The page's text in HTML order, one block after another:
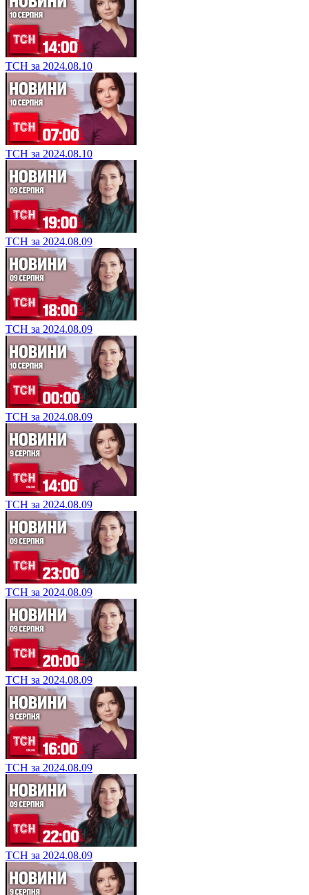
ТСН за 2024.08.10
ТСН за 2024.08.10
ТСН за 2024.08.09
ТСН за 2024.08.09
ТСН за 2024.08.09
ТСН за 2024.08.09
ТСН за 2024.08.09
ТСН за 2024.08.09
ТСН за 2024.08.09
ТСН за 2024.08.09